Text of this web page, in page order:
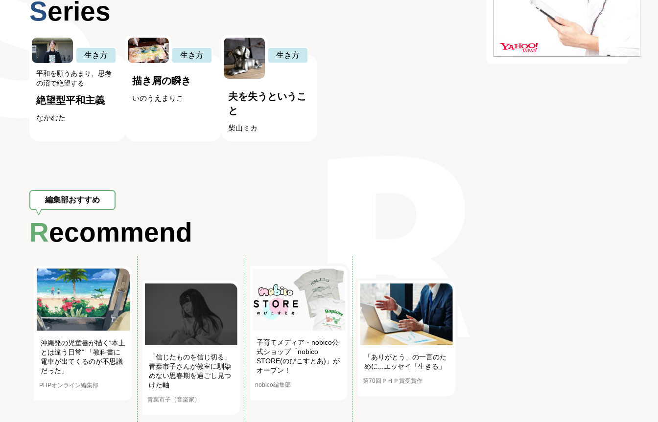
Series
生き方
平和を願うあまり、思考
の沼で絶望する
絶望型平和主義
なかむた
生き方
描き屑の瞬き
いのうえまりこ
生き方
夫を失うというこ
と
柴山ミカ
編集部おすすめ
Recommend
沖縄発の児童書が描く“本土
とは違う日常” 「教科書に
電車が出てくるのが不思議
だった」
PHPオンライン編集部
「信じたものを信じ切る」
青葉市子さんが教室に馴染
めない思春期を過ごし見つ
けた軸
青葉市子（音楽家）
子育てメディア・nobico公
式ショップ「nobico
STORE(のびこすとあ)」が
オープン！
nobico編集部
「ありがとう」の一言のた
めに...エッセイ「生きる」
第70回ＰＨＰ賞受賞作